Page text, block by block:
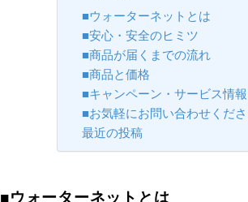
■ウォーターネットとは
■安心・安全のヒミツ
■商品が届くまでの流れ
■商品と価格
■キャンペーン・サービス情報
■お気軽にお問い合わせくだ
最近の投稿
■ウォーターネットとは